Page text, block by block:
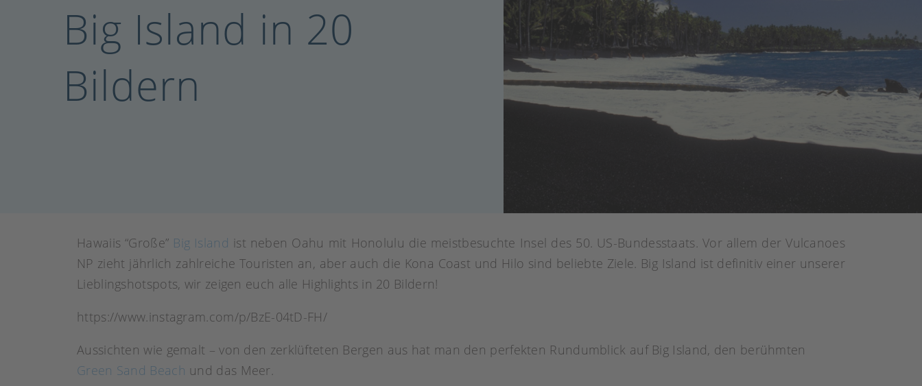
Big Island in 20
Bildern
Hawaiis “Große” Big Island ist neben Oahu mit Honolulu die meistbesuchte Insel des 50. US-Bundesstaats. Vor allem der Vulcanoes
NP zieht jährlich zahlreiche Touristen an, aber auch die Kona Coast und Hilo sind beliebte Ziele. Big Island ist definitiv einer unserer
Lieblingshotspots, wir zeigen euch alle Highlights in 20 Bildern!
https://www.instagram.com/p/BzE-04tD-FH/
Aussichten wie gemalt – von den zerklüfteten Bergen aus hat man den perfekten Rundumblick auf Big Island, den berühmten
Green Sand Beach und das Meer.